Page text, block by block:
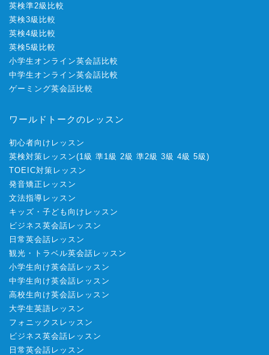
英検準2級比較
英検3級比較
英検4級比較
英検5級比較
小学生オンライン英会話比較
中学生オンライン英会話比較
ゲーミング英会話比較
ワールドトークのレッスン
初心者向けレッスン
英検対策レッスン(1級 準1級 2級 準2級 3級 4級 5級 )
TOEIC対策レッスン
発音矯正レッスン
文法指導レッスン
キッズ・子ども向けレッスン
ビジネス英会話レッスン
日常英会話レッスン
観光・トラベル英会話レッスン
小学生向け英会話レッスン
中学生向け英会話レッスン
高校生向け英会話レッスン
大学生英語レッスン
フォニックスレッスン
ビジネス英会話レッスン
日常英会話レッスン